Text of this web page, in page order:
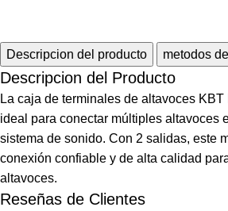
Descripcion del producto metodos
Descripcion del Producto
La caja de terminales de altavoces
ideal para conectar múltiples altavoces
sistema de sonido. Con 2 salidas, este
conexión confiable y de alta calidad
altavoces.
Reseñas de Clientes